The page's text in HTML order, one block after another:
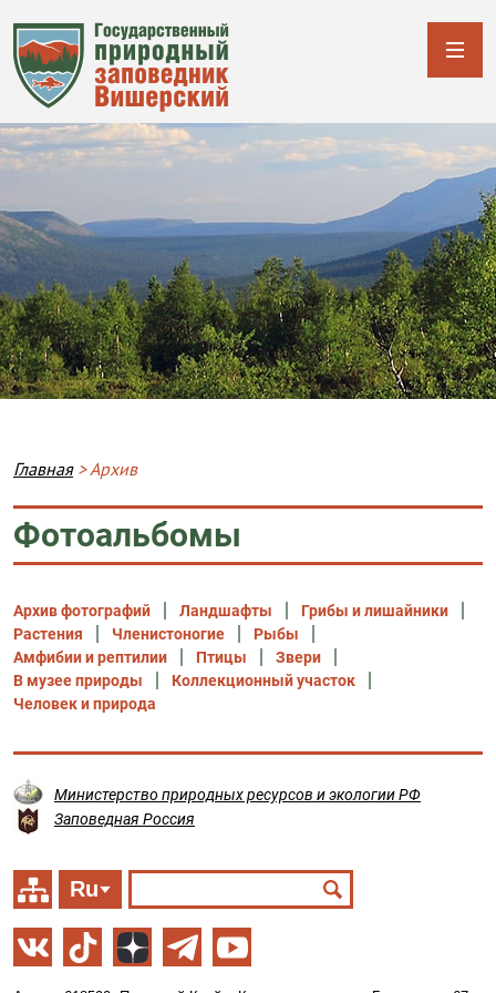
Строка навигации
Главная Архив
Фотоальбомы
Архив фотографий Ландшафты
Грибы и лишайники
Растения
Членистоногие
Рыбы
Амфибии и рептилии
Птицы
Звери
В музее природы
Коллекционный участок
Человек и природа
Министерство природных ресурсов и экологии РФ
Заповедная Россия
Ru